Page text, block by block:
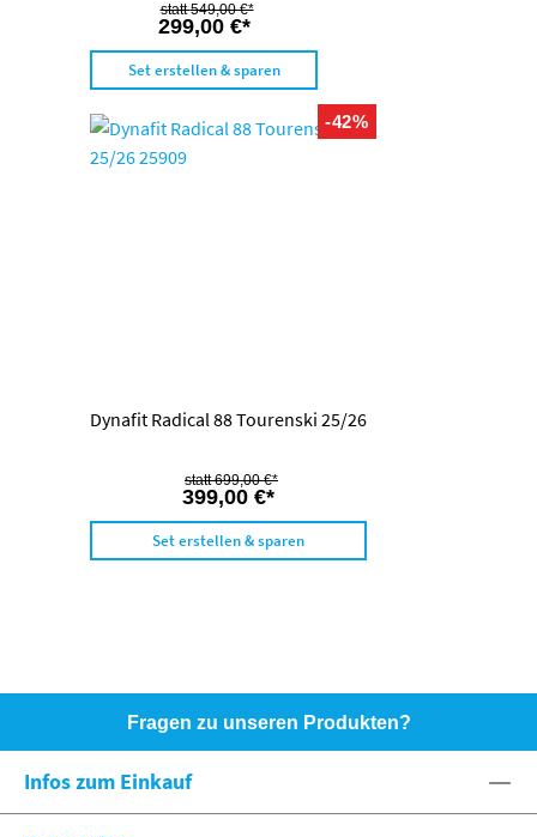
299,00 €*
549,00 €*
Set erstellen & sparen
-42%
Dynafit Radical 88 Tourenski 25/26
399,00 €*
699,00 €*
Set erstellen & sparen
Fragen zu unseren Produkten?
eshop@spexx.org
Infos zum Einkauf